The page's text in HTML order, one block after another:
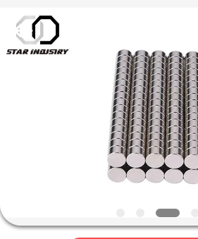
ПРОДУКТЫ
ПУТЕШЕСТВИЕ
Industry
Co.,LTD.
Rights
Reserved.